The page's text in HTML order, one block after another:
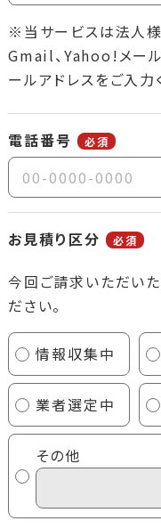
※当サービスは法人様
Gmail、Yahoo!メール
ールアドレスをご入力
電話番号 必須
お見積り区分 必須
今回ご請求いただい
ださい。
情報収集中
業者選定中
その他